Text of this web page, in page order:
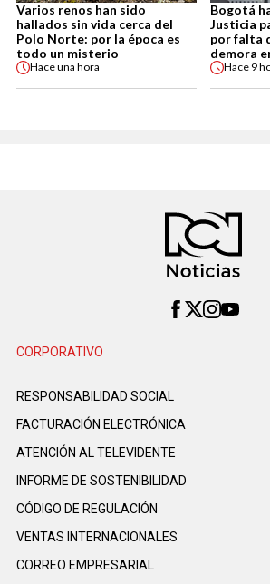
Varios renos han sido
hallados sin vida cerca del
Polo Norte: por la época es
todo un misterio
Haceuna hora
Bogotá
Justicia
por falta
demora
Hace 9
CORPORATIVO
RESPONSABILIDAD SOCIAL
FACTURACIÓN ELECTRÓNICA
ATENCIÓN AL TELEVIDENTE
INFORME DE SOSTENIBILIDAD
CÓDIGO DE REGULACIÓN
VENTAS INTERNACIONALES
CORREO EMPRESARIAL